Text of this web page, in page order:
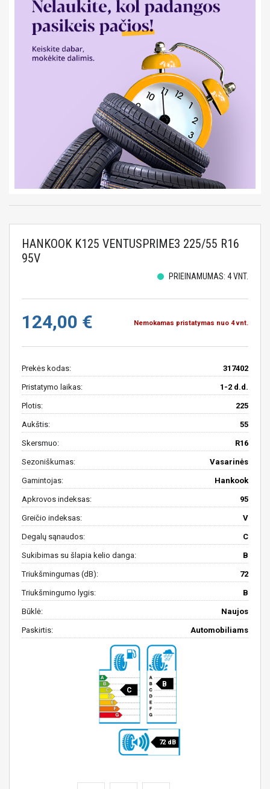
HANKOOK K125 VENTUSPRIME3 225/55 R16
95V
PRIEINAMUMAS: 4 VNT.
124,00 € Nemokamas pristatymas nuo 4 vnt.
Prekės kodas: 317402
Pristatymo laikas: 1-2 d.d.
Plotis: 225
Aukštis: 55
Skersmuo: R16
Sezoniškumas: Vasarinės
Gamintojas: Hankook
Apkrovos indeksas: 95
Greičio indeksas: V
Degalų sąnaudos: C
Sukibimas su šlapia kelio danga: B
Triukšmingumas (dB): 72
Triukšmingumo lygis: B
Būklė: Naujos
Paskirtis: Automobiliams
C
B
72 dB